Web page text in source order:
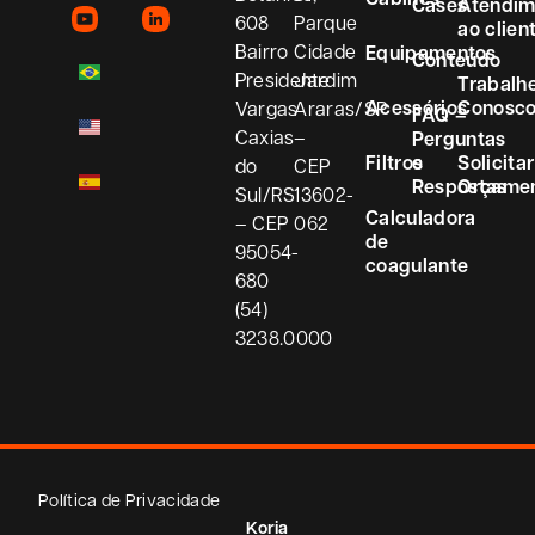
608
Bairro
Presidente
Vargas
Caxias
do
Sul/RS
– CEP
95054-
680
(54)
3238.0000
Parque
Cidade
Jardim
Araras/SP
–
CEP
13602-
062
Equipamentos
Acessórios
Filtros
Calculadora
de
coagulante
Conteúdo
FAQ –
Perguntas
e
Respostas
ao
Solicitar
Política de Privacidade
Koria